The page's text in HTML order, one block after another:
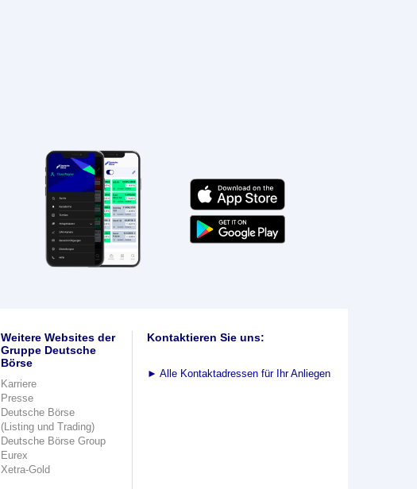
Weitere Websites der
Gruppe Deutsche
Börse
Karriere
Presse
Deutsche Börse
(Listing und Trading)
Deutsche Börse Group
Eurex
Xetra-Gold
Kontaktieren Sie uns:
► Alle Kontaktadressen für Ihr Anliegen